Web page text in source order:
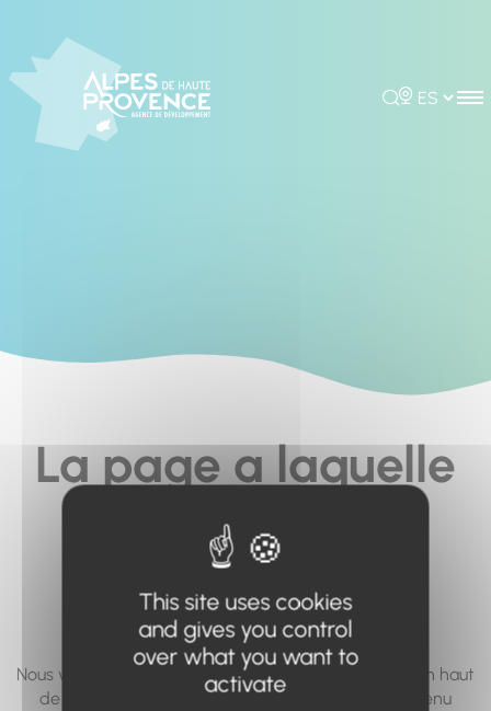
Rechercher
Choisir la
La page a laquelle
vous cherchez à
accéder n'existe
pas... ou plus.
Nous vous invitons à utiliser le moteur de recherche en haut
de page, ou à utiliser le menu pour trouver le contenu
This site uses cookies
and gives you control
over what you want to
activate